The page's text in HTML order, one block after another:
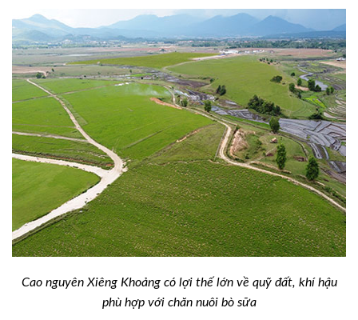
Cao nguyên Xiêng Khoảng có lợi thế lớn về quỹ đất, khí hậu
phù hợp với chăn nuôi bò sữa